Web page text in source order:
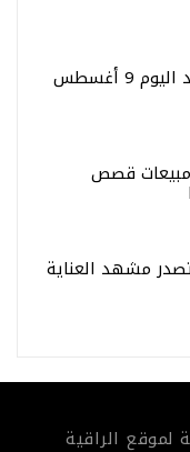
9 أغسطس
2026 تعزز مبيعات قصص
مشهد العناية